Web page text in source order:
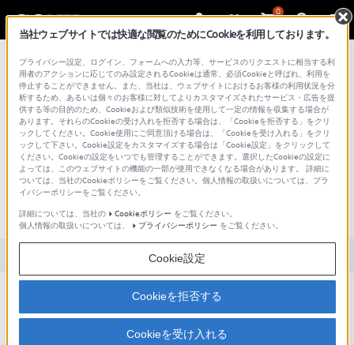
0
総合サポート・お問い合わせ
文書番号 : S1505017013132 / 最終更新日 : 2025/03/11
文字入力の画面でキーボードが中国語
や韓国語に変わってしまいました。 日
本語キーボードに戻すにはどうしたら
よいでしょうか？
文字入力画面でカーソルが点滅している入力エリアを長押ししま
当社ウェブサイトでは快適な閲覧のためにCookieを利用しております。
プライバシー設定、ログイン、フォームへの入力等、サービスのリクエストに相当する利
用者のアクションに応じてのみ設定されるCookieは通常、必須Cookieと呼ばれ、利用を
停止することができません。また、当社は、ウェブサイトにおけるお客様の利用状況を分
析するため、あるいは個々のお客様に対してよりカスタマイズされたサービス・広告を提
供する等の目的のため、Cookieおよび類似技術を使用して一定の情報を収集する場合が
あります。それらのCookieの受け入れを拒否する場合は、「Cookieを拒否する」をクリ
ックしてください。Cookie使用にご同意頂ける場合は、「Cookieを受け入れる」をクリ
ックして下さい。Cookie設定をカスタマイズする場合は「Cookie設定」をクリックして
ください。Cookieの設定をいつでも管理することができます。選択したCookieの設定に
よっては、このウェブサイトの機能の一部が使用できなくなる場合があります。 詳細に
ついては、当社のCookieポリシーをご覧ください。個人情報の取扱いについては、プラ
イバシーポリシーをご覧ください。
詳細については、当社の
Cookieポリシー をご覧ください。
個人情報の取扱いについては、
プライバシーポリシー をご覧ください。
Cookie設定
Cookieを拒否する
Cookieを受け入れる